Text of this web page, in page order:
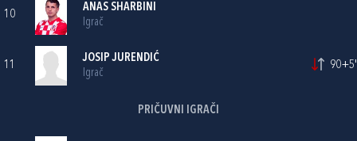
10
ANAS SHARBINI
Igrač
11
JOSIP JURENDIĆ
Igrač
90+5'
PRIČUVNI IGRAČI